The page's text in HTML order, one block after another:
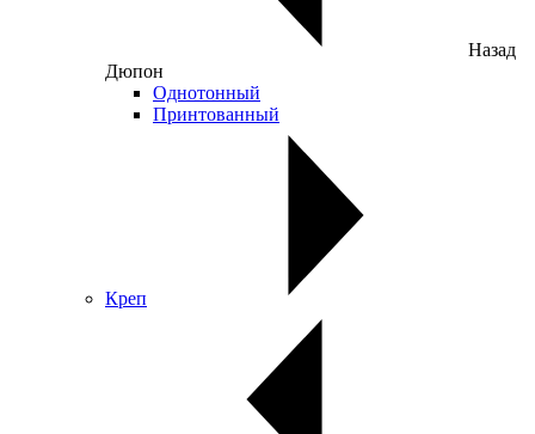
Назад
Дюпон
Однотонный
Принтованный
Креп